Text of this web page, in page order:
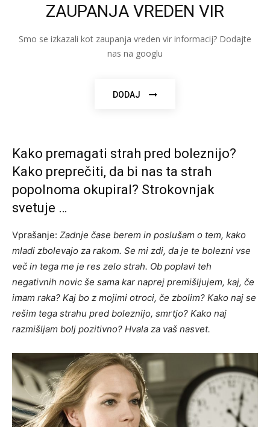
ZAUPANJA VREDEN VIR
Smo se izkazali kot zaupanja vreden vir informacij? Dodajte
nas na googlu
DODAJ
Kako premagati strah pred boleznijo?
Kako preprečiti, da bi nas ta strah
popolnoma okupiral? Strokovnjak
svetuje …
Vprašanje: Zadnje čase berem in poslušam o tem, kako
mladi zbolevajo za rakom. Se mi zdi, da je te bolezni vse
več in tega me je res zelo strah. Ob poplavi teh
negativnih novic še sama kar naprej premišljujem, kaj, če
imam raka? Kaj bo z mojimi otroci, če zbolim? Kako naj se
rešim tega strahu pred boleznijo, smrtjo? Kako naj
razmišljam bolj pozitivno? Hvala za vaš nasvet.